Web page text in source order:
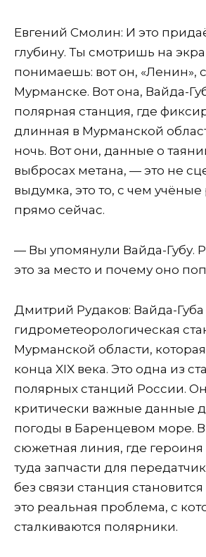
Евгений Смолин: И это
глубину. Ты смотришь на
понимаешь: вот он, «Ленин»,
Мурманске. Вот она, Вайда-
полярная станция, где
длинная в Мурманской
ночь. Вот они, данные о
выбросах метана, — это не
выдумка, это то, с чем учёные
прямо сейчас.
— Вы упомянули Вайда-Губу.
это за место и почему оно
Дмитрий Рудаков: Вайда-
гидрометеорологическая
Мурманской области, которая
конца XIX века. Это одна из
полярных станций России.
критически важные данные
погоды в Баренцевом море. В
сюжетная линия, где
туда запчасти для
без связи станция
это реальная проблема, с
сталкиваются полярники.